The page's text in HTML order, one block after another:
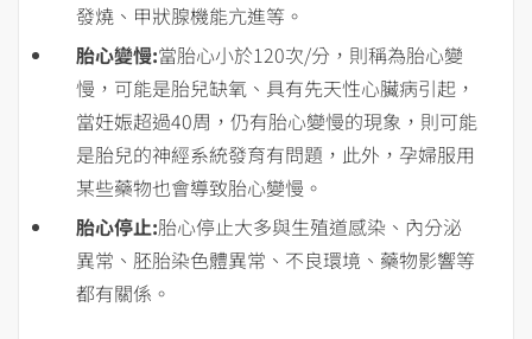
發燒、甲狀腺機能亢進等。
胎心變慢:當胎心小於120次/分，則稱為胎心變
慢，可能是胎兒缺氧、具有先天性心臟病引起，
當妊娠超過40周，仍有胎心變慢的現象，則可能
是胎兒的神經系統發育有問題，此外，孕婦服用
某些藥物也會導致胎心變慢。
胎心停止:胎心停止大多與生殖道感染、內分泌
異常、胚胎染色體異常、不良環境、藥物影響等
都有關係。